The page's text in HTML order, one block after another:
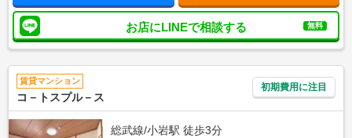
お店にLINEで相談する 無料
賃貸マンション
コ－トスプル－ス
初期費用に注目
総武線/小岩駅 徒歩3分